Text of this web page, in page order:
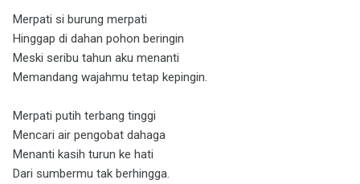
Merpati si burung merpati
Hinggap di dahan pohon beringin
Meski seribu tahun aku menanti
Memandang wajahmu tetap kepingin.
Merpati putih terbang tinggi
Mencari air pengobat dahaga
Menanti kasih turun ke hati
Dari sumbermu tak berhingga.